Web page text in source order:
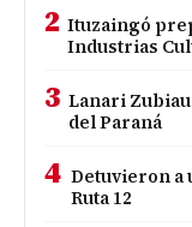
2 Ituzaingó
Industrias
3 Lanari
del Paraná
4 Detuvieron a
Ruta 12